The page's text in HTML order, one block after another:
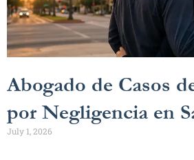
Abogado de Casos
por Negligencia en
July 1, 2026